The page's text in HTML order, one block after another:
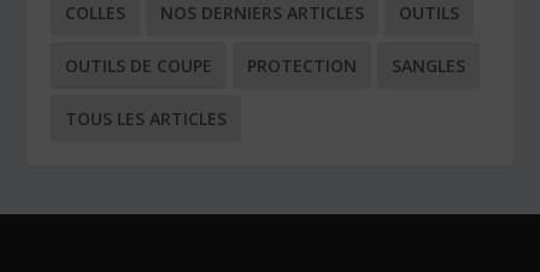
COLLES NOS DERNIERS ARTICLES OUTILS
OUTILS DE COUPE PROTECTION SANGLES
TOUS LES ARTICLES